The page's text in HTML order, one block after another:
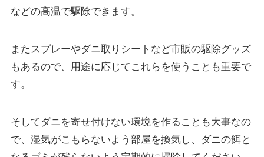
などの高温で駆除できます。
またスプレーやダニ取りシートなど市販の駆除グッズ
もあるので、用途に応じてこれらを使うことも重要で
す。
そしてダニを寄せ付けない環境を作ることも大事なの
で、湿気がこもらないよう部屋を換気し、ダニの餌と